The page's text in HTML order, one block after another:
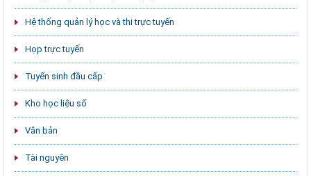
Hệ thống quản lý học và thi trực tuyến
Họp trực tuyến
Tuyển sinh đầu cấp
Kho học liệu số
Văn bản
Tài nguyên